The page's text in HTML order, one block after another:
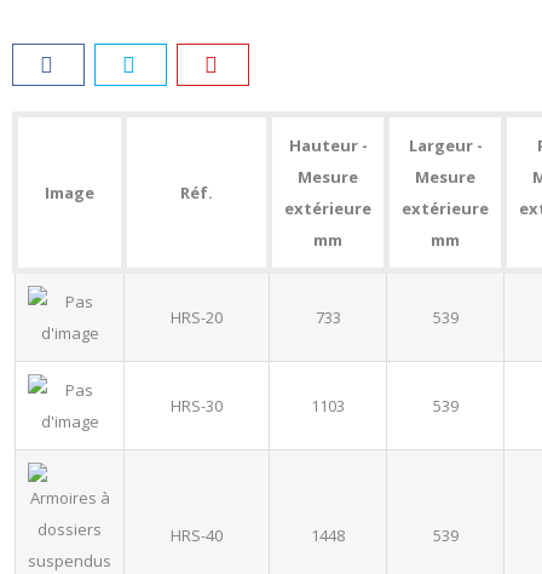
Image Réf.
Hauteur -
Mesure
extérieure
mm
Largeur -
Mesure
extérieure
mm
HRS-20 733 539
HRS-30 1103 539
HRS-40 1448 539